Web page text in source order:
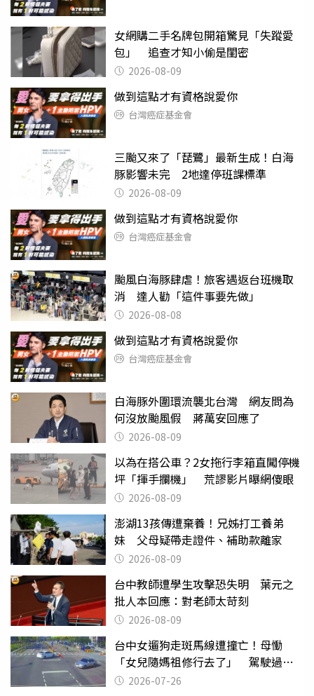
女網購二手名牌包開箱驚見「失蹤愛
包」 追查才知小偷是閨密
2026-08-09
做到這點才有資格說愛你
台灣癌症基金會
三颱又來了「琵鷺」最新生成！白海
豚影響未完 2地達停班課標準
2026-08-09
做到這點才有資格說愛你
台灣癌症基金會
颱風白海豚肆虐！旅客遇返台班機取
消 達人勸「這件事要先做」
2026-08-08
做到這點才有資格說愛你
台灣癌症基金會
白海豚外圍環流襲北台灣 網友問為
何沒放颱風假 蔣萬安回應了
2026-08-09
以為在搭公車？2女拖行李箱直闖停機
坪「揮手攔機」 荒謬影片曝網傻眼
2026-08-09
澎湖13孩傳遭棄養！兄姊打工養弟
妹 父母疑帶走證件、補助款離家
2026-08-09
台中教師遭學生攻擊恐失明 葉元之
批人本回應：對老師太苛刻
2026-08-09
台中女遛狗走斑馬線遭撞亡！母慟
「女兒隨媽祖修行去了」 駕駛過失
致死判9月
2026-07-26